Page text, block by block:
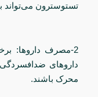
تستوسترون
2-مصرف داروها:
داروهای
محرک باشند.